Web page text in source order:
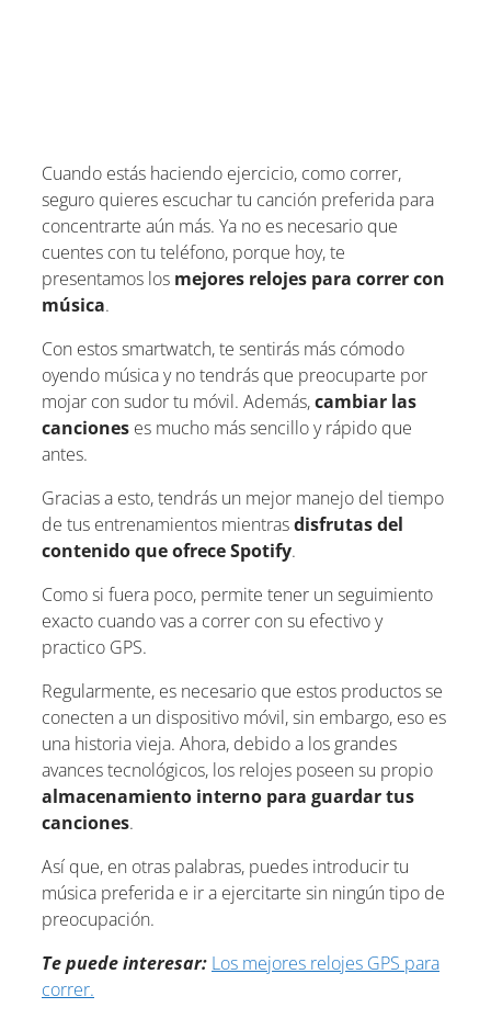
Cuando estás haciendo ejercicio, como correr,
seguro quieres escuchar tu canción preferida para
concentrarte aún más. Ya no es necesario que
cuentes con tu teléfono, porque hoy, te
presentamos los mejores relojes para correr con
música.
Con estos smartwatch, te sentirás más cómodo
oyendo música y no tendrás que preocuparte por
mojar con sudor tu móvil. Además,cambiar las
canciones es mucho más sencillo y rápido que
antes.
Gracias a esto, tendrás un mejor manejo del tiempo
de tus entrenamientos mientrasdisfrutas del
contenido que ofrece Spotify.
Como si fuera poco, permite tener un seguimiento
exacto cuando vas a correr con su efectivo y
practico GPS.
Regularmente, es necesario que estos productos se
conecten a un dispositivo móvil, sin embargo, eso es
una historia vieja. Ahora, debido a los grandes
avances tecnológicos, los relojes poseen su propio
almacenamiento interno para guardar tus
canciones.
Así que, en otras palabras, puedes introducir tu
música preferida e ir a ejercitarte sin ningún tipo de
preocupación.
Te puede interesar: Los mejores relojes GPS para
correr.